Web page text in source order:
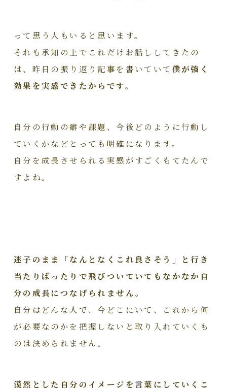
って思う人もいると思います。
それも承知の上でこれだけお話ししてきたの
は、昨日の振り返り記事を書いていて 僕が強く
効果を実感できたからです。
自分の行動の癖や課題、今後どのように行動し
ていくかなどとっても明確になります。
自分を成長させられる実感がすごくもてたんで
すよね。
迷子のまま「なんとなくこれ良さそう」と行き
当たりばったりで飛びついていてもなかなか自
分の成長につなげられません。
自分はどんな人で、今どこにいて、これから何
が必要なのかを把握しないと取り入れていくも
のは決められません。
漠然とした自分のイメージを言葉にしていくこ